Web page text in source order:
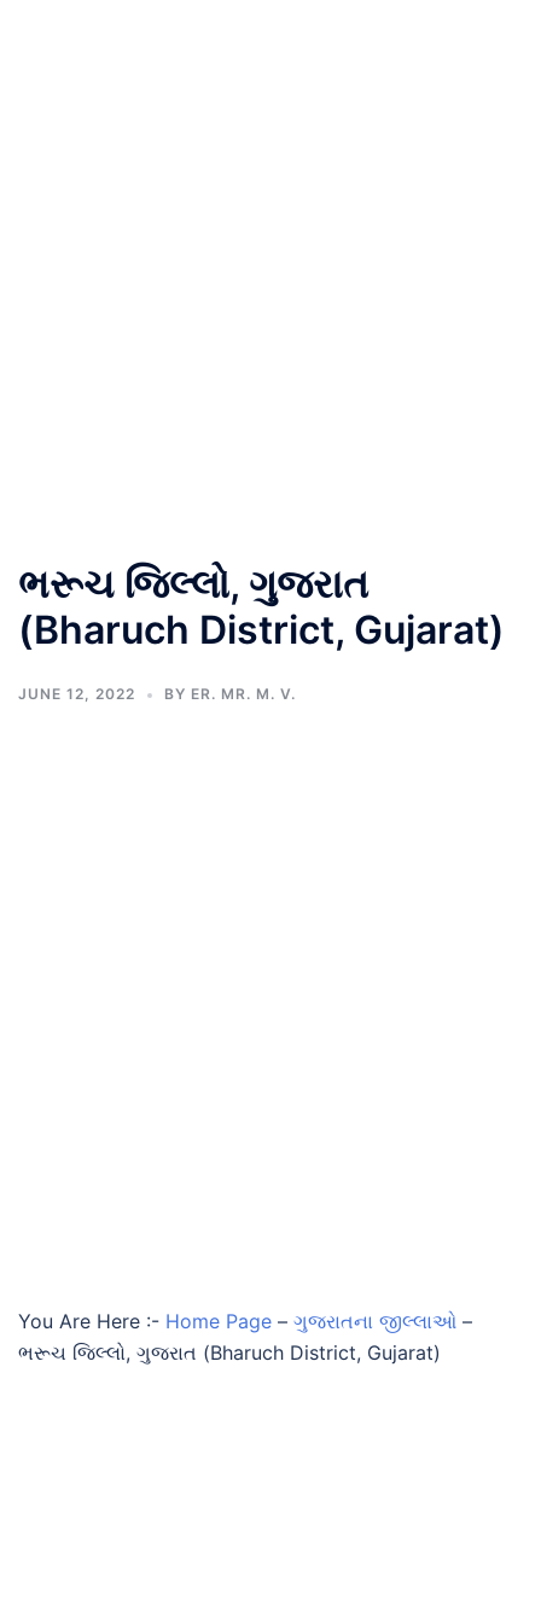
ભરૂચ જિલ્લો, ગુજરાત
(Bharuch District, Gujarat)
JUNE 12, 2022 BY ER. MR. M. V.
You Are Here :- Home Page – ગુજરાતના જીલ્લાઓ –
ભરૂચ જિલ્લો, ગુજરાત (Bharuch District, Gujarat)